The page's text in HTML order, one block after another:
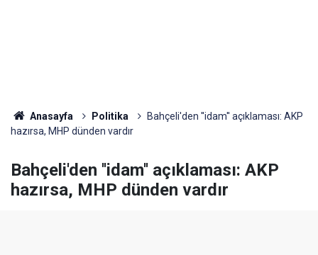
Anasayfa Politika
Bahçeli'den ''idam'' açıklaması: AKP
hazırsa, MHP dünden vardır
Bahçeli'den ''idam'' açıklaması: AKP
hazırsa, MHP dünden vardır